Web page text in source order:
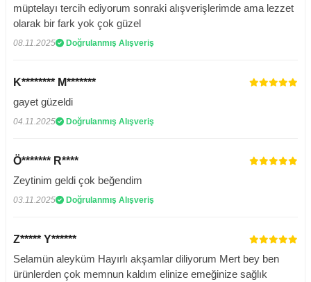
müptelayı tercih ediyorum sonraki alışverişlerimde ama lezzet
olarak bir fark yok çok güzel
08.11.2025 Doğrulanmış Alışveriş
K******** M*******
gayet güzeldi
04.11.2025 Doğrulanmış Alışveriş
Ö******* R****
Zeytinim geldi çok beğendim
03.11.2025 Doğrulanmış Alışveriş
Z***** Y******
Selamün aleyküm Hayırlı akşamlar diliyorum Mert bey ben
ürünlerden çok memnun kaldım elinize emeğinize sağlık